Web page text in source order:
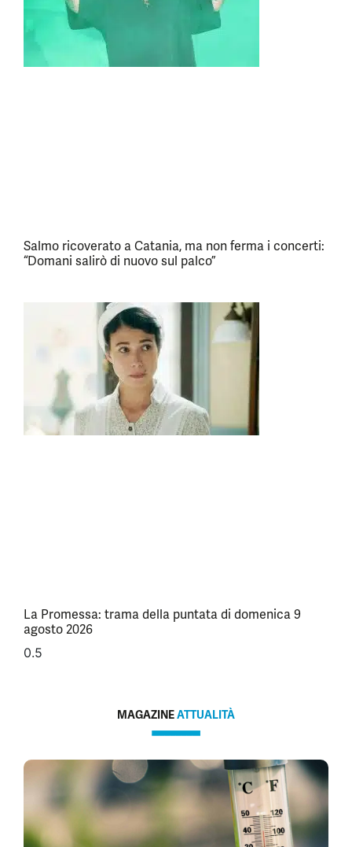
Salmo ricoverato a Catania, ma non ferma i concerti:
“Domani salirò di nuovo sul palco”
La Promessa: trama della puntata di domenica 9
agosto 2026
MAGAZINEATTUALITÀ